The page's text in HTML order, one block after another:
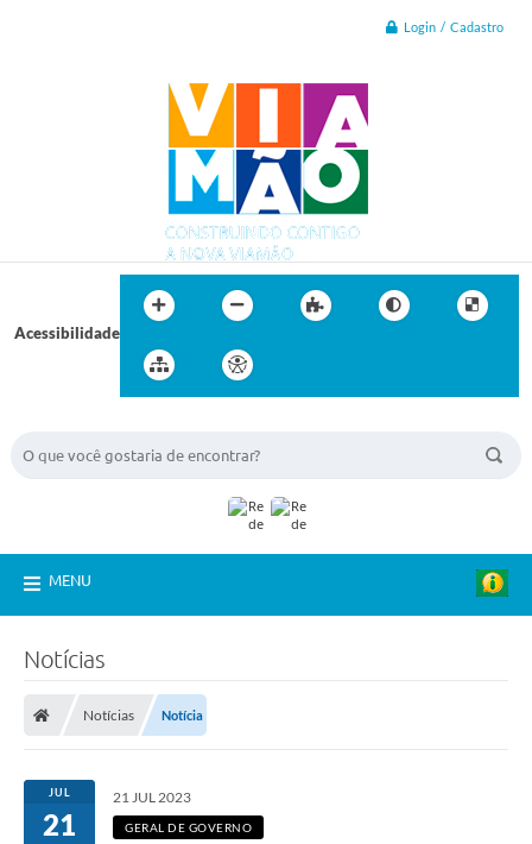
Login / Cadastro
Acessibilidade
MENU
Notícias
Notícias Notícia
JUL
21
21 JUL 2023
GERAL DE GOVERNO